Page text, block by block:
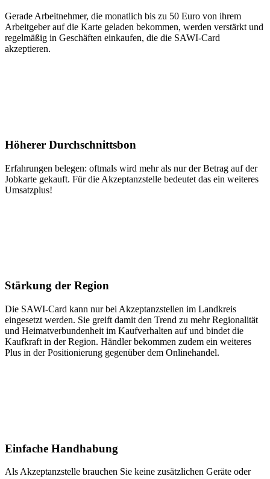
Gerade Arbeitnehmer, die monatlich bis zu 50 Euro von ihrem
Arbeitgeber auf die Karte geladen bekommen, werden verstärkt und
regelmäßig in Geschäften einkaufen, die die SAWI-Card
akzeptieren.
Höherer Durchschnittsbon
Erfahrungen belegen: oftmals wird mehr als nur der Betrag auf der
Jobkarte gekauft. Für die Akzeptanzstelle bedeutet das ein weiteres
Umsatzplus!
Stärkung der Region
Die SAWI-Card kann nur bei Akzeptanzstellen im Landkreis
eingesetzt werden. Sie greift damit den Trend zu mehr Regionalität
und Heimatverbundenheit im Kaufverhalten auf und bindet die
Kaufkraft in der Region. Händler bekommen zudem ein weiteres
Plus in der Positionierung gegenüber dem Onlinehandel.
Einfache Handhabung
Als Akzeptanzstelle brauchen Sie keine zusätzlichen Geräte oder